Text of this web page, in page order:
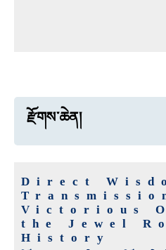
རྫོགས་ཆེན།
Direct
Victorious
the Jewel
History